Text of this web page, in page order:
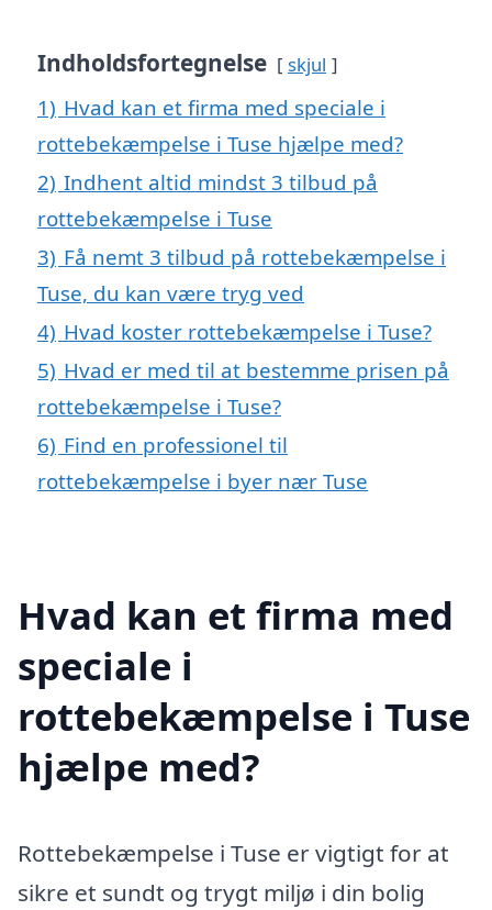
Indholdsfortegnelse skjul
1) Hvad kan et firma med speciale i
rottebekæmpelse i Tuse hjælpe med?
2) Indhent altid mindst 3 tilbud på
rottebekæmpelse i Tuse
3) Få nemt 3 tilbud på rottebekæmpelse i
Tuse, du kan være tryg ved
4) Hvad koster rottebekæmpelse i Tuse?
5) Hvad er med til at bestemme prisen på
rottebekæmpelse i Tuse?
6) Find en professionel til
rottebekæmpelse i byer nær Tuse
Hvad kan et firma med
speciale i
rottebekæmpelse i Tuse
hjælpe med?
Rottebekæmpelse i Tuse er vigtigt for at
sikre et sundt og trygt miljø i din bolig